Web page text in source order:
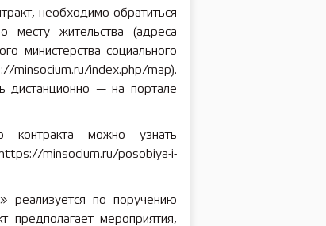
необходимо обратиться
месту жительства (адреса
министерства социального
index.php/map).
дистанционно — на портале
контракта можно узнать
minsocium.ru/posobiya-i-
реализуется по поручению
предполагает мероприятия,